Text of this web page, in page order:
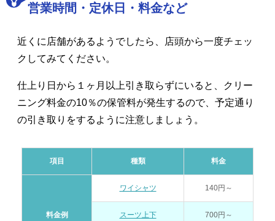
営業時間・定休日・料金など
近くに店舗があるようでしたら、店頭から一度チェッ
クしてみてください。
仕上り日から１ヶ月以上引き取らずにいると、クリー
ニング料金の10％の保管料が発生するので、予定通り
の引き取りをするように注意しましょう。
項目 種類 料金
料金例
ワイシャツ 140円～
スーツ上下 700円～